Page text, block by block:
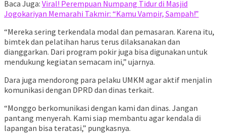
Baca Juga: Viral! Perempuan Numpang Tidur di Masjid
Jogokariyan Memarahi Takmir: “Kamu Vampir, Sampah!”
“Mereka sering terkendala modal dan pemasaran. Karena itu,
bimtek dan pelatihan harus terus dilaksanakan dan
dianggarkan. Dari program pokir juga bisa digunakan untuk
mendukung kegiatan semacam ini,” ujarnya.
Dara juga mendorong para pelaku UMKM agar aktif menjalin
komunikasi dengan DPRD dan dinas terkait.
“Monggo berkomunikasi dengan kami dan dinas. Jangan
pantang menyerah. Kami siap membantu agar kendala di
lapangan bisa teratasi,” pungkasnya.